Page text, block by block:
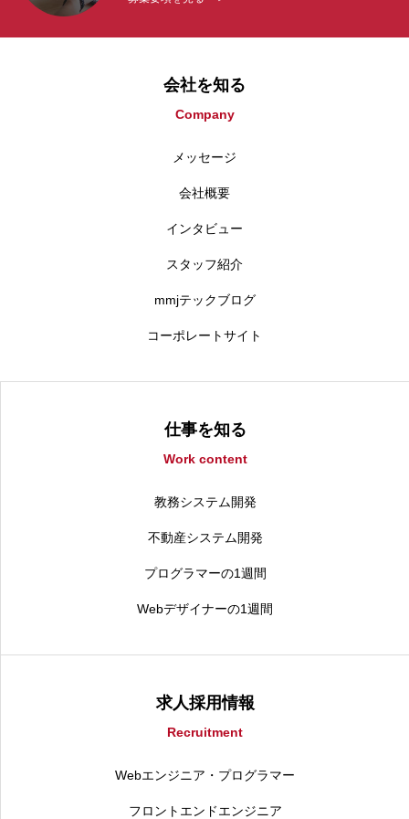
会社を知る
Company
メッセージ
会社概要
インタビュー
スタッフ紹介
mmjテックブログ
コーポレートサイト
仕事を知る
Work content
教務システム開発
不動産システム開発
プログラマーの1週間
Webデザイナーの1週間
求人採用情報
Recruitment
Webエンジニア・プログラマー
フロントエンドエンジニア